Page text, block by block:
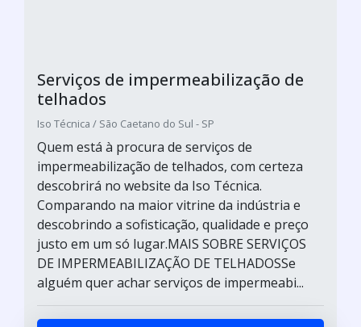
Serviços de impermeabilização de
telhados
Iso Técnica / São Caetano do Sul - SP
Quem está à procura de serviços de
impermeabilização de telhados, com certeza
descobrirá no website da Iso Técnica.
Comparando na maior vitrine da indústria e
descobrindo a sofisticação, qualidade e preço
justo em um só lugar.MAIS SOBRE SERVIÇOS
DE IMPERMEABILIZAÇÃO DE TELHADOSSe
alguém quer achar serviços de impermeabi...